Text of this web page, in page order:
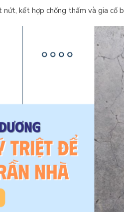
kết hợp chống thấm và gia cố